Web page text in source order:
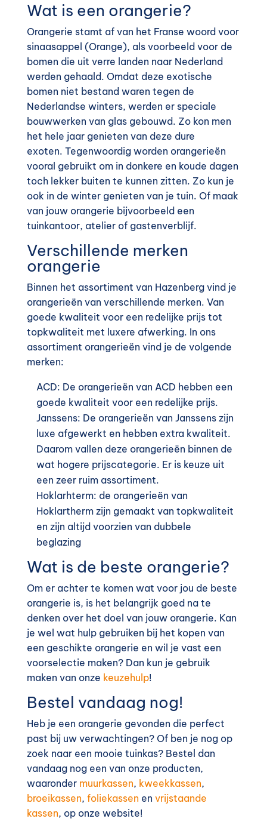
Wat is een orangerie?
Orangerie stamt af van het Franse woord voor
sinaasappel (Orange), als voorbeeld voor de
bomen die uit verre landen naar Nederland
werden gehaald. Omdat deze exotische
bomen niet bestand waren tegen de
Nederlandse winters, werden er speciale
bouwwerken van glas gebouwd. Zo kon men
het hele jaar genieten van deze dure
exoten. Tegenwoordig worden orangerieën
vooral gebruikt om in donkere en koude dagen
toch lekker buiten te kunnen zitten. Zo kun je
ook in de winter genieten van je tuin. Of maak
van jouw orangerie bijvoorbeeld een
tuinkantoor, atelier of gastenverblijf.
Verschillende merken
orangerie
Binnen het assortiment van Hazenberg vind je
orangerieën van verschillende merken. Van
goede kwaliteit voor een redelijke prijs tot
topkwaliteit met luxere afwerking. In ons
assortiment orangerieën vind je de volgende
merken:
ACD: De orangerieën van ACD hebben een
goede kwaliteit voor een redelijke prijs.
Janssens: De orangerieën van Janssens zijn
luxe afgewerkt en hebben extra kwaliteit.
Daarom vallen deze orangerieën binnen de
wat hogere prijscategorie. Er is keuze uit
een zeer ruim assortiment.
Hoklarhterm: de orangerieën van
Hoklartherm zijn gemaakt van topkwaliteit
en zijn altijd voorzien van dubbele
beglazing
Wat is de beste orangerie?
Om er achter te komen wat voor jou de beste
orangerie is, is het belangrijk goed na te
denken over het doel van jouw orangerie. Kan
je wel wat hulp gebruiken bij het kopen van
een geschikte orangerie en wil je vast een
voorselectie maken? Dan kun je gebruik
maken van onze keuzehulp!
Bestel vandaag nog!
Heb je een orangerie gevonden die perfect
past bij uw verwachtingen? Of ben je nog op
zoek naar een mooie tuinkas? Bestel dan
vandaag nog een van onze producten,
waaronder muurkassen, kweekkassen,
broeikassen, foliekassen en vrijstaande
kassen, op onze website!